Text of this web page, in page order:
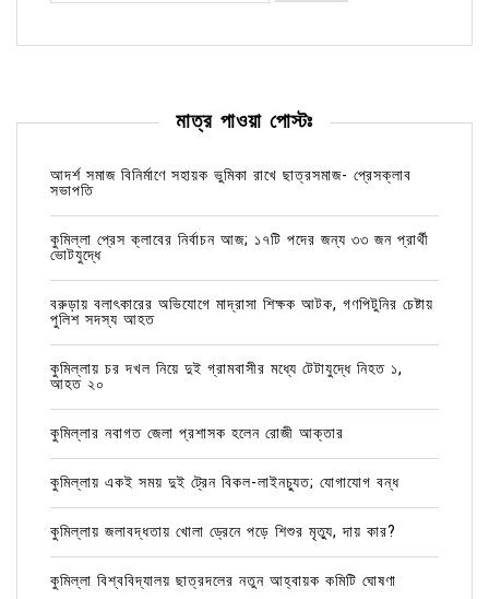
মাত্র পাওয়া পোস্টঃ
আদর্শ সমাজ বিনির্মাণে সহায়ক ভুমিকা রাখে ছাত্রসমাজ- প্রেসক্লাব
সভাপতি
কুমিল্লা প্রেস ক্লাবের নির্বাচন আজ; ১৭টি পদের জন্য ৩৩ জন প্রার্থী
ভোটযুদ্ধে
বরুড়ায় বলাৎকারের অভিযোগে মাদ্রাসা শিক্ষক আটক, গণপিটুনির চেষ্টায়
পুলিশ সদস্য আহত
কুমিল্লায় চর দখল নিয়ে দুই গ্রামবাসীর মধ্যে টেটাযুদ্ধে নিহত ১,
আহত ২০
কুমিল্লার নবাগত জেলা প্রশাসক হলেন রোজী আক্তার
কুমিল্লায় একই সময় দুই ট্রেন বিকল-লাইনচ্যুত; যোগাযোগ বন্ধ
কুমিল্লায় জলাবদ্ধতায় খোলা ড্রেনে পড়ে শিশুর মৃত্যু, দায় কার?
কুমিল্লা বিশ্ববিদ্যালয় ছাত্রদলের নতুন আহ্বায়ক কমিটি ঘোষণা